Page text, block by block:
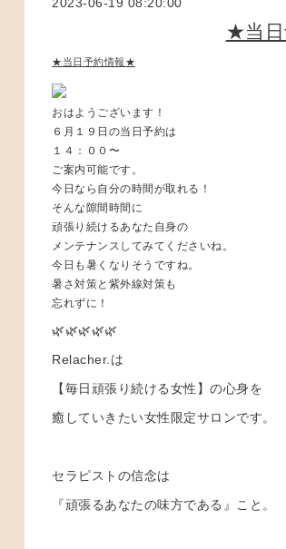
★当日
★当日予約情報★
おはようございます！
６月１９日の当日予約は
１４：００〜
ご案内可能です。
今日なら自分の時間が取れる！
そんな隙間時間に
頑張り続けるあなた自身の
メンテナンスしてみてくださいね。
今日も暑くなりそうですね。
暑さ対策と紫外線対策も
忘れずに！
🌿🌿🌿🌿🌿
Relacher.は
【毎日頑張り続ける女性】の心身を
癒していきたい女性限定サロンです。
セラピストの信念は
『頑張るあなたの味方である』こと。